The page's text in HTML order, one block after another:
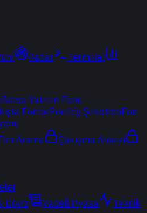
Radar
Terminal
Borsa Yatırım Fonu
FonlarPortföy ŞirketleriFon
Arama
Çakışma Analizi
Döviz Vadeli Piyasa
Teknik